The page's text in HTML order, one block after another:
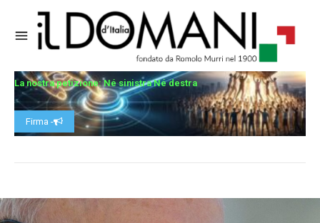
La nostra petizione: Né sinistra Né destra
Firma -